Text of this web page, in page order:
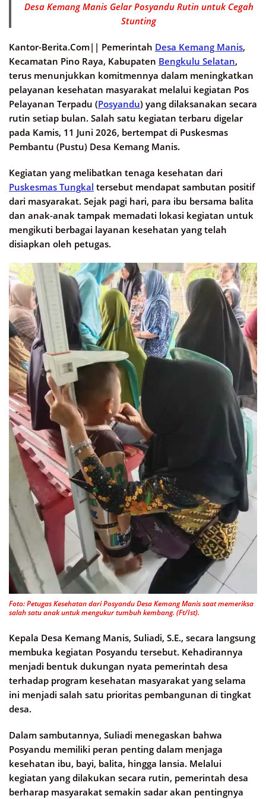
Desa Kemang Manis Gelar Posyandu Rutin untuk Cegah
Stunting
Kantor-Berita.Com|| Pemerintah Desa Kemang Manis,
Kecamatan Pino Raya, Kabupaten Bengkulu Selatan,
terus menunjukkan komitmennya dalam meningkatkan
pelayanan kesehatan masyarakat melalui kegiatan Pos
Pelayanan Terpadu (Posyandu) yang dilaksanakan secara
rutin setiap bulan. Salah satu kegiatan terbaru digelar
pada Kamis, 11 Juni 2026, bertempat di Puskesmas
Pembantu (Pustu) Desa Kemang Manis.
Kegiatan yang melibatkan tenaga kesehatan dari
Puskesmas Tungkal tersebut mendapat sambutan positif
dari masyarakat. Sejak pagi hari, para ibu bersama balita
dan anak-anak tampak memadati lokasi kegiatan untuk
mengikuti berbagai layanan kesehatan yang telah
disiapkan oleh petugas.
Foto: Petugas Kesehatan dari Posyandu Desa Kemang Manis saat memeriksa
salah satu anak untuk mengukur tumbuh kembang. (Ft/Ist).
Kepala Desa Kemang Manis, Suliadi, S.E., secara langsung
membuka kegiatan Posyandu tersebut. Kehadirannya
menjadi bentuk dukungan nyata pemerintah desa
terhadap program kesehatan masyarakat yang selama
ini menjadi salah satu prioritas pembangunan di tingkat
desa.
Dalam sambutannya, Suliadi menegaskan bahwa
Posyandu memiliki peran penting dalam menjaga
kesehatan ibu, bayi, balita, hingga lansia. Melalui
kegiatan yang dilakukan secara rutin, pemerintah desa
berharap masyarakat semakin sadar akan pentingnya